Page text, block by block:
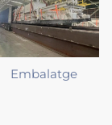
Embalatge